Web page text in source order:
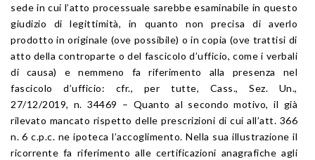
sede in cui l’atto processuale sarebbe esaminabile in questo
giudizio di legittimità, in quanto non precisa di averlo
prodotto in originale (ove possibile) o in copia (ove trattisi di
atto della controparte o del fascicolo d’ufficio, come i verbali
di causa) e nemmeno fa riferimento alla presenza nel
fascicolo d’ufficio: cfr., per tutte, Cass., Sez. Un.,
27/12/2019, n. 34469 – Quanto al secondo motivo, il già
rilevato mancato rispetto delle prescrizioni di cui all’att. 366
n. 6 c.p.c. ne ipoteca l’accoglimento. Nella sua illustrazione il
ricorrente fa riferimento alle certificazioni anagrafiche agli